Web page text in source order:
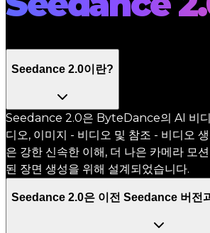
Seedance 2.0이란?
Seedance 2.0은 ByteDance의 AI 비디
디오, 이미지 - 비디오 및 참조 - 비디오
은 강한 신속한 이해, 더 나은 카메라 모
된 장면 생성을 위해 설계되었습니다.
Seedance 2.0은 이전 Seedance 버전